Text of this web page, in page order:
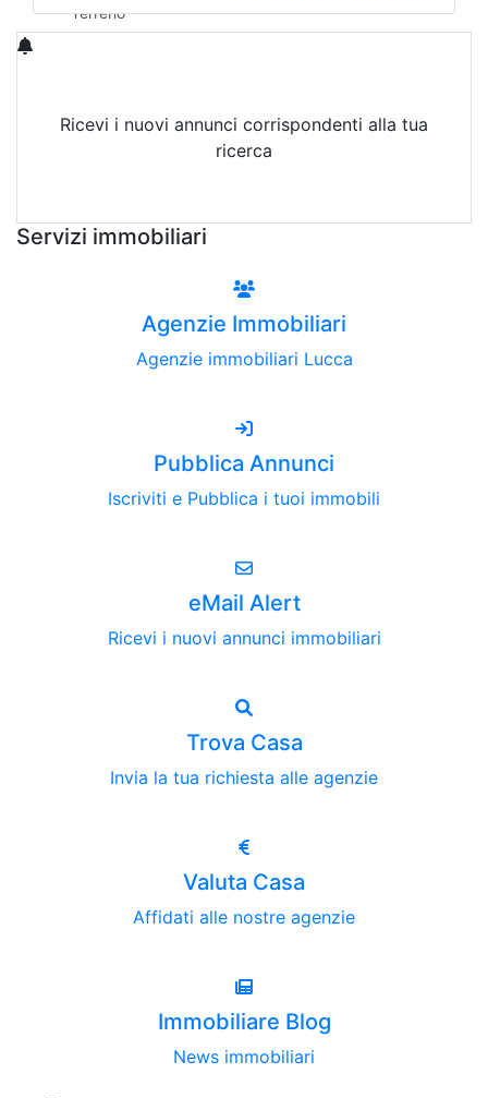
Terreno
Ricevi i nuovi annunci corrispondenti alla tua
ricerca
Servizi immobiliari
Agenzie Immobiliari
Agenzie immobiliari Lucca
Pubblica Annunci
Iscriviti e Pubblica i tuoi immobili
eMail Alert
Ricevi i nuovi annunci immobiliari
Trova Casa
Invia la tua richiesta alle agenzie
Valuta Casa
Affidati alle nostre agenzie
Immobiliare Blog
News immobiliari